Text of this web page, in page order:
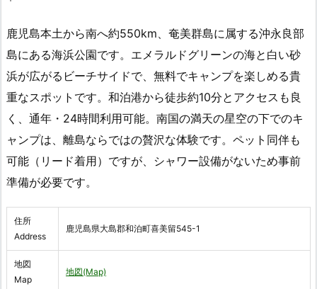
鹿児島本土から南へ約550km、奄美群島に属する沖永良部
島にある海浜公園です。エメラルドグリーンの海と白い砂
浜が広がるビーチサイドで、無料でキャンプを楽しめる貴
重なスポットです。和泊港から徒歩約10分とアクセスも良
く、通年・24時間利用可能。南国の満天の星空の下でのキ
ャンプは、離島ならではの贅沢な体験です。ペット同伴も
可能（リード着用）ですが、シャワー設備がないため事前
準備が必要です。
住所
Address
鹿児島県大島郡和泊町喜美留545-1
地図
Map
地図(Map)